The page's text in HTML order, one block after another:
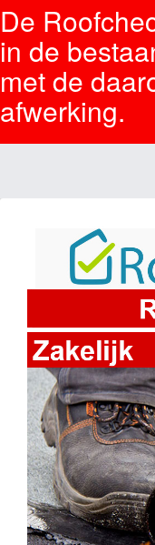
De
in de
met de
afwerking.